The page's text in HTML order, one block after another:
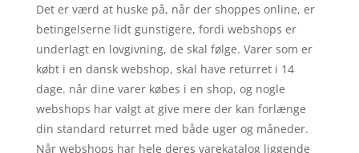
Det er værd at huske på, når der shoppes online, er
betingelserne lidt gunstigere, fordi webshops er
underlagt en lovgivning, de skal følge. Varer som er
købt i en dansk webshop, skal have returret i 14
dage. når dine varer købes i en shop, og nogle
webshops har valgt at give mere der kan forlænge
din standard returret med både uger og måneder.
Når webshops har hele deres varekatalog liggende